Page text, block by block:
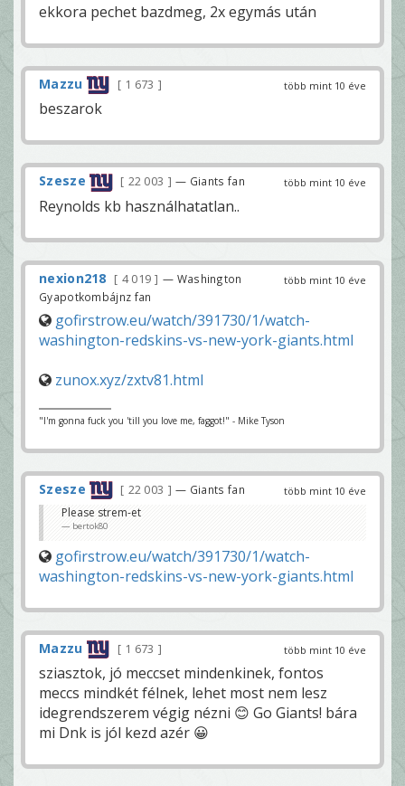
ekkora pechet bazdmeg, 2x egymás után
több mint 10 éve
Mazzu 1 673
beszarok
több mint 10 éve
Szesze 22 003 — Giants fan
Reynolds kb használhatatlan..
több mint 10 éve
nexion218 4 019
— Washington
Gyapotkombájnz fan
gofirstrow.eu/watch/391730/1/watch-
washington-redskins-vs-new-york-giants.html
zunox.xyz/zxtv81.html
"I'm gonna fuck you 'till you love me, faggot!" - Mike Tyson
több mint 10 éve
Szesze 22 003 — Giants fan
Please strem-et
bertok80
gofirstrow.eu/watch/391730/1/watch-
washington-redskins-vs-new-york-giants.html
több mint 10 éve
Mazzu 1 673
sziasztok, jó meccset mindenkinek, fontos
meccs mindkét félnek, lehet most nem lesz
idegrendszerem végig nézni 😊 Go Giants! bára
mi Dnk is jól kezd azér 😀